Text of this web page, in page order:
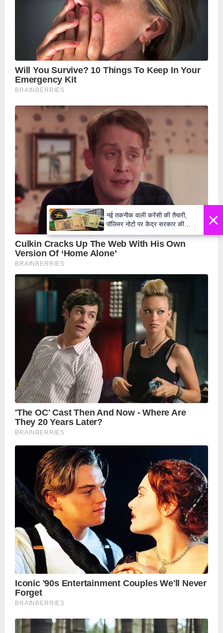
×
नई तकनीक वाली करेंसी की तैयारी,
पॉलिमर नोटों पर केंद्र सरकार की
₹10 और ₹20 के नोट - Daily Lok
Manch PM Modi U